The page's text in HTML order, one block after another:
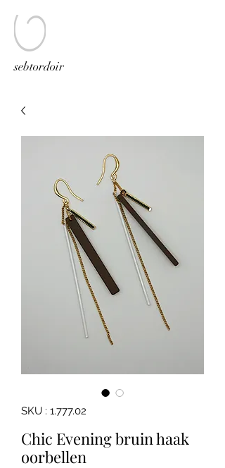
sebtordoir
SKU : 1.777.02
Chic Evening bruin haak
oorbellen